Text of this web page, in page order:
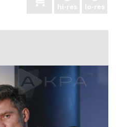
hi-res lo-res